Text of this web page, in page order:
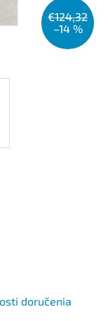
€124,32
–14 %
doručenia